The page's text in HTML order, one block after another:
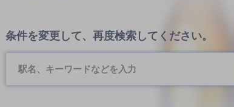
条件を変更して、再度検索してください。